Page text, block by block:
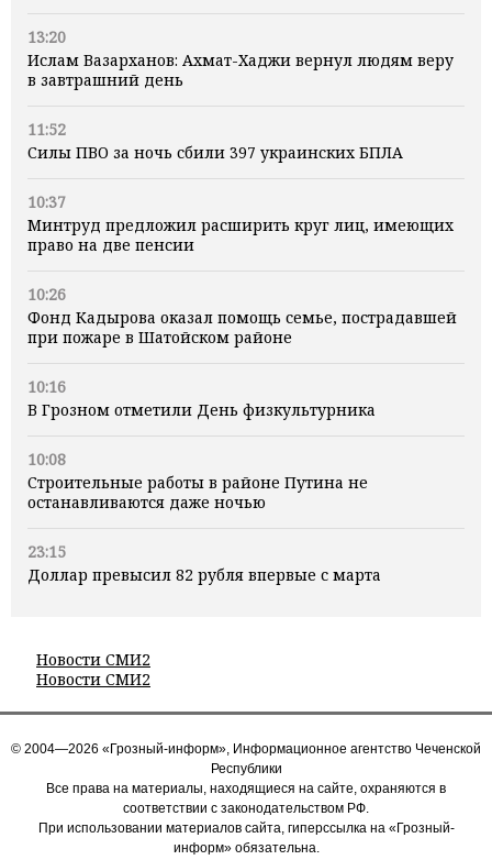
13:20
Ислам Вазарханов: Ахмат-Хаджи вернул людям веру
в завтрашний день
11:52
Силы ПВО за ночь сбили 397 украинских БПЛА
10:37
Минтруд предложил расширить круг лиц, имеющих
право на две пенсии
10:26
Фонд Кадырова оказал помощь семье, пострадавшей
при пожаре в Шатойском районе
10:16
В Грозном отметили День физкультурника
10:08
Строительные работы в районе Путина не
останавливаются даже ночью
23:15
Доллар превысил 82 рубля впервые с марта
Новости СМИ2
Новости СМИ2
© 2004—2026 «Грозный-информ», Информационное агентство Чеченской
Республики
Все права на материалы, находящиеся на сайте, охраняются в
соответствии с законодательством РФ.
При использовании материалов сайта, гиперссылка на «Грозный-
информ» обязательна.